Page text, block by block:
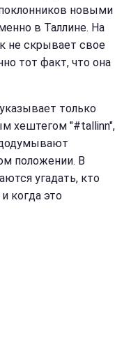
новыми
в Таллине. На
не скрывает свое
тот факт, что она
только
хештегом "#tallinn",
положении. В
угадать, кто
когда это